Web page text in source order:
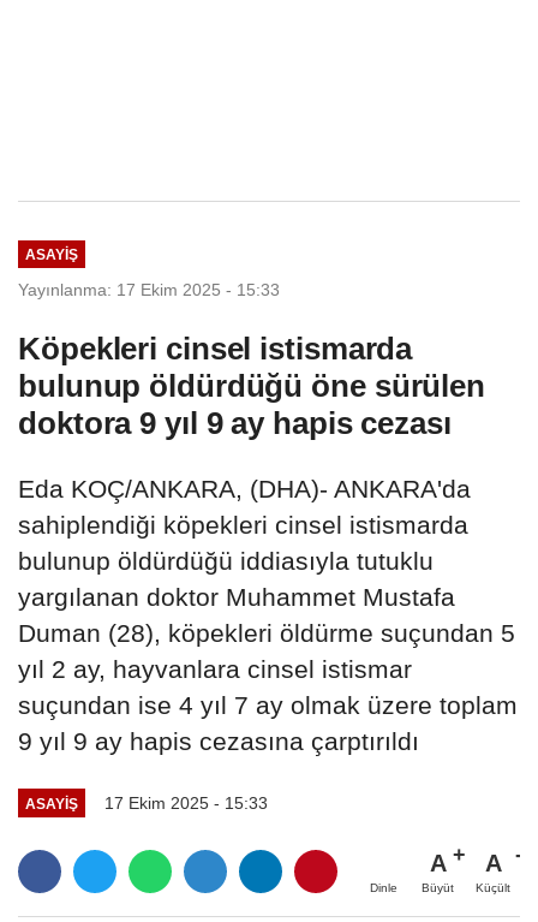
ASAYIŞ
Yayınlanma: 17 Ekim 2025 - 15:33
Köpekleri cinsel istismarda
bulunup öldürdüğü öne sürülen
doktora 9 yıl 9 ay hapis cezası
Eda KOÇ/ANKARA, (DHA)- ANKARA'da
sahiplendiği köpekleri cinsel istismarda
bulunup öldürdüğü iddiasıyla tutuklu
yargılanan doktor Muhammet Mustafa
Duman (28), köpekleri öldürme suçundan 5
yıl 2 ay, hayvanlara cinsel istismar
suçundan ise 4 yıl 7 ay olmak üzere toplam
9 yıl 9 ay hapis cezasına çarptırıldı
ASAYIŞ 17 Ekim 2025 - 15:33
Dinle
A
Büyüt
A
Küçült